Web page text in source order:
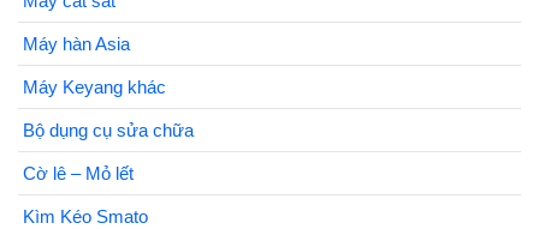
Máy hàn Asia
Máy Keyang khác
Bộ dụng cụ sửa chữa
Cờ lê – Mỏ lết
Kìm Kéo Smato